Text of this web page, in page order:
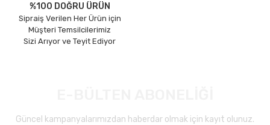
%100 DOĞRU ÜRÜN
Sipraiş Verilen Her Ürün için
Müşteri Temsilcilerimiz
Sizi Arıyor ve Teyit Ediyor
Güncel kampanyalarımızdan haberdar olmak için kayıt olunuz.